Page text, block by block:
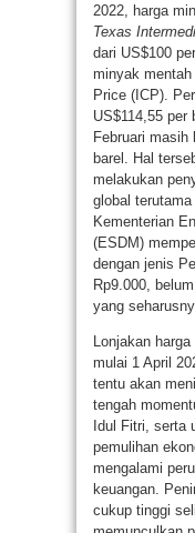
2022, harga
Texas
dari US$100
minyak
Price (ICP).
US$114,55 per
Februari masih
barel. Hal
melakukan
global
Kementerian
(ESDM)
dengan jenis
Rp9.000,
yang
Lonjakan
mulai 1 April
tentu akan
tengah
Idul Fitri, serta
pemulihan
mengalami
keuangan.
cukup tinggi